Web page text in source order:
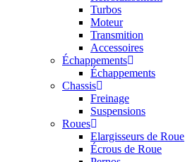
Turbos
Moteur
Transmition
Accessoires
Échappements
Échappements
Chassis
Freinage
Suspensions
Roues
Elargisseurs de Roue
Écrous de Roue